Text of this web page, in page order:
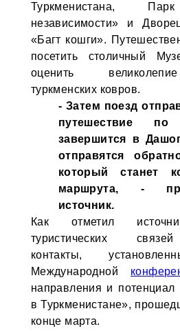
Туркменистана,
независимости» и
«Багт кошги».
посетить столичный
оценить
туркменских ковров.
- Затем поезд
путешествие по
завершится в
отправятся
который станет
маршрута, -
источник.
Как отметил
туристических
контакты,
Международной
направления и потенциал
в Туркменистане»,
конце марта.